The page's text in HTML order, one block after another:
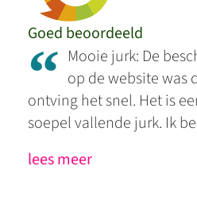
Goed beoordeeld
“ Mooie jurk: De
op de website was
ontving het snel. Het is
soepel vallende jurk. Ik
lees meer